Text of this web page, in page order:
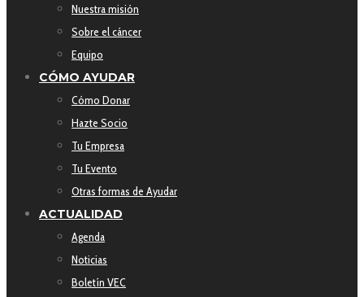
Nuestra misión
Sobre el cáncer
Equipo
CÓMO AYUDAR
Cómo Donar
Hazte Socio
Tu Empresa
Tu Evento
Otras formas de Ayudar
ACTUALIDAD
Agenda
Noticias
Boletín VEC